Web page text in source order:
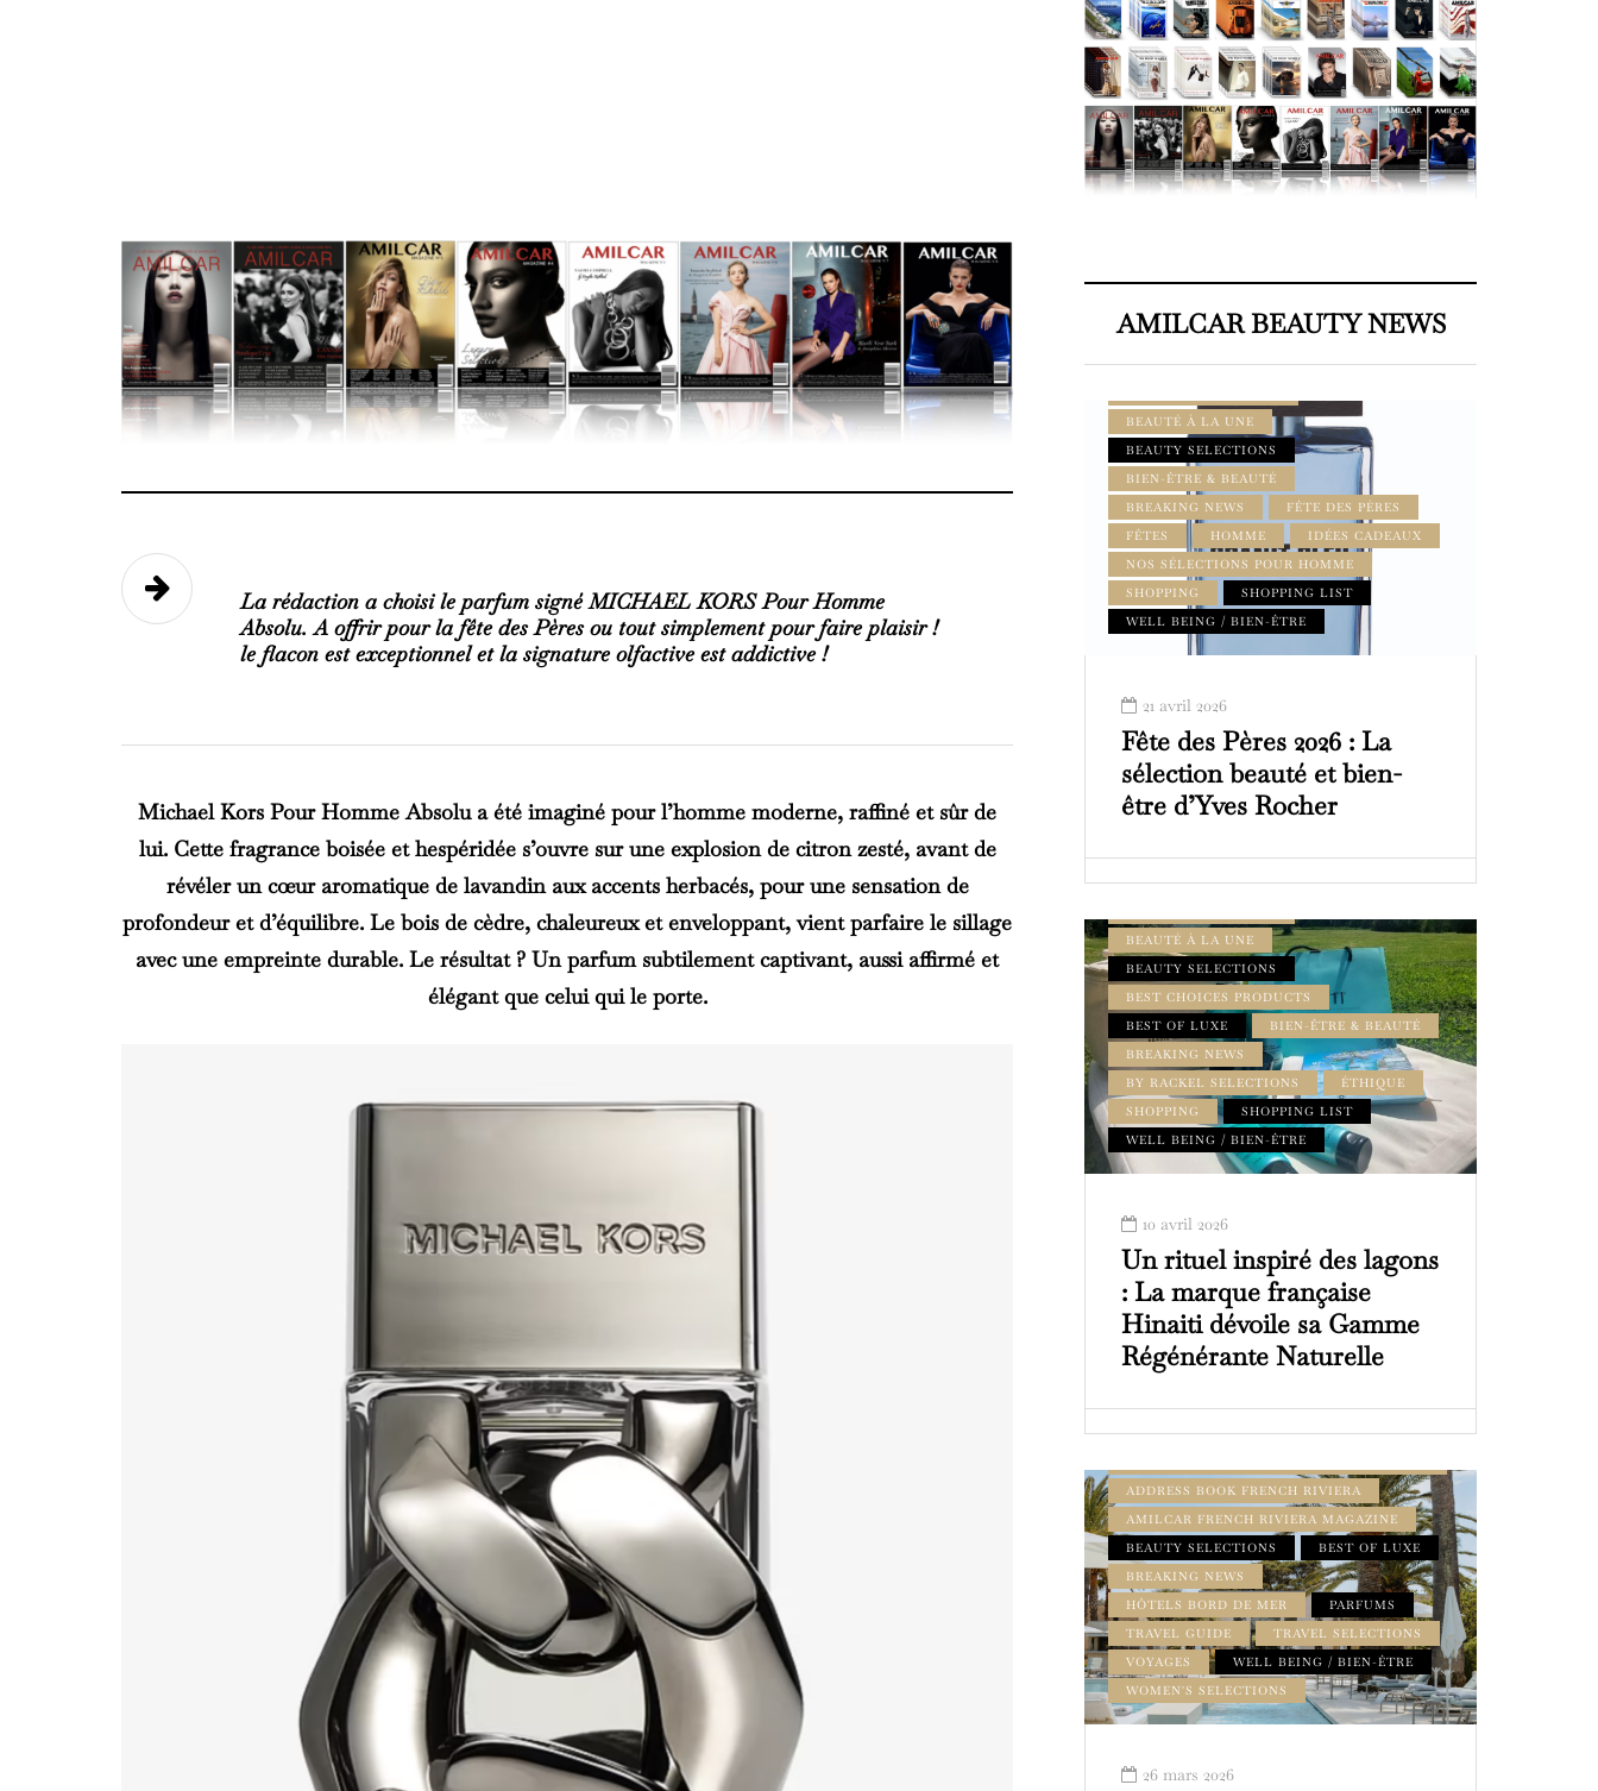
La rédaction a choisi le parfum signé MICHAEL KORSPour Homme
Absolu. A offrir pour la fête des Pères ou tout simplement pour faire plaisir !
le flacon est exceptionnel et la signature olfactive est addictive !
Michael Kors Pour Homme Absolu a été imaginé pour l’homme moderne, raffiné et sûr de
lui. Cette fragrance boisée et hespéridée s’ouvre sur une explosion de citron zesté, avant de
révéler un cœur aromatique de lavandin aux accents herbacés, pour une sensation de
profondeur et d’équilibre. Le bois de cèdre, chaleureux et enveloppant, vient parfaire le sillage
avec une empreinte durable. Le résultat ? Un parfum subtilement captivant, aussi affirmé et
élégant que celui qui le porte.
AMILCAR BEAUTY NEWS
AMILCAR BEAUTY MAGAZINE
BEAUTÉ À LA UNE
BEAUTY SELECTIONS
BIEN-ÊTRE & BEAUTÉ
BREAKING NEWS
FÊTE DES PÈRES
FÊTES
HOMME
IDÉES CADEAUX
NOS SÉLECTIONS POUR HOMME
SHOPPING
SHOPPING LIST
WELL BEING / BIEN-ÊTRE
21 avril 2026
Fête des Pères 2026 : La
sélection beauté et bien-
être d’Yves Rocher
BEAUTÉ À LA UNE
BEAUTY SELECTIONS
BEST CHOICES PRODUCTS
BEST OF LUXE
BIEN-ÊTRE & BEAUTÉ
BREAKING NEWS
BY RACKEL SELECTIONS
ÉTHIQUE
SHOPPING
SHOPPING LIST
WELL BEING / BIEN-ÊTRE
10 avril 2026
Un rituel inspiré des lagons
: La marque française
Hinaiti dévoile sa Gamme
Régénérante Naturelle
ADDRESS BOOK FRENCH RIVIERA
AMILCAR FRENCH RIVIERA MAGAZINE
BEAUTY SELECTIONS
BEST OF LUXE
BREAKING NEWS
HÔTELS BORD DE MER
PARFUMS
TRAVEL GUIDE
TRAVEL SELECTIONS
VOYAGES
WELL BEING / BIEN-ÊTRE
WOMEN'S SELECTIONS
26 mars 2026